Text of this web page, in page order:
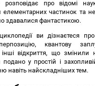
розповідає про відомі
частинок та
здавалися фантастикою.
ви дізнаєтеся
квантову
інші відкриття, що
подано у простій і
навіть найскладніших тем.